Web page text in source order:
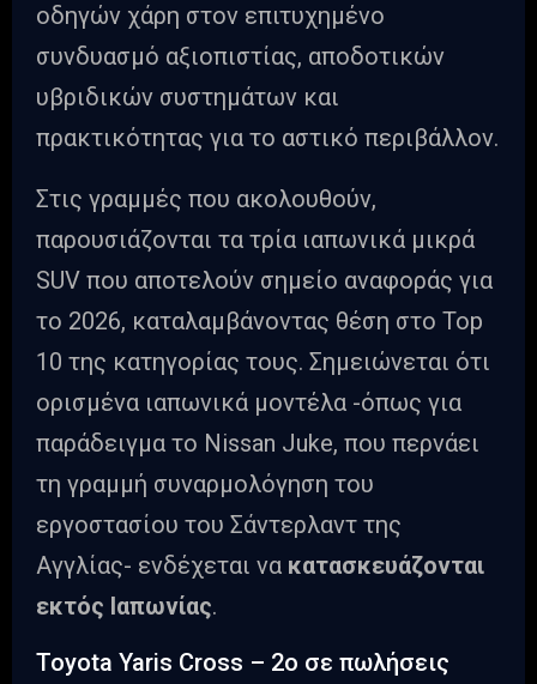
οδηγών χάρη στον επιτυχημένο
συνδυασμό αξιοπιστίας, αποδοτικών
υβριδικών συστημάτων και
πρακτικότητας για το αστικό περιβάλλον.
Στις γραμμές που ακολουθούν,
παρουσιάζονται τα τρία ιαπωνικά μικρά
SUV που αποτελούν σημείο αναφοράς για
το 2026, καταλαμβάνοντας θέση στο Top
10 της κατηγορίας τους. Σημειώνεται ότι
ορισμένα ιαπωνικά μοντέλα -όπως για
παράδειγμα το Nissan Juke, που περνάει
τη γραμμή συναρμολόγηση του
εργοστασίου του Σάντερλαντ της
Αγγλίας- ενδέχεται να κατασκευάζονται
εκτός Ιαπωνίας.
Toyota Yaris Cross – 2ο σε πωλήσεις